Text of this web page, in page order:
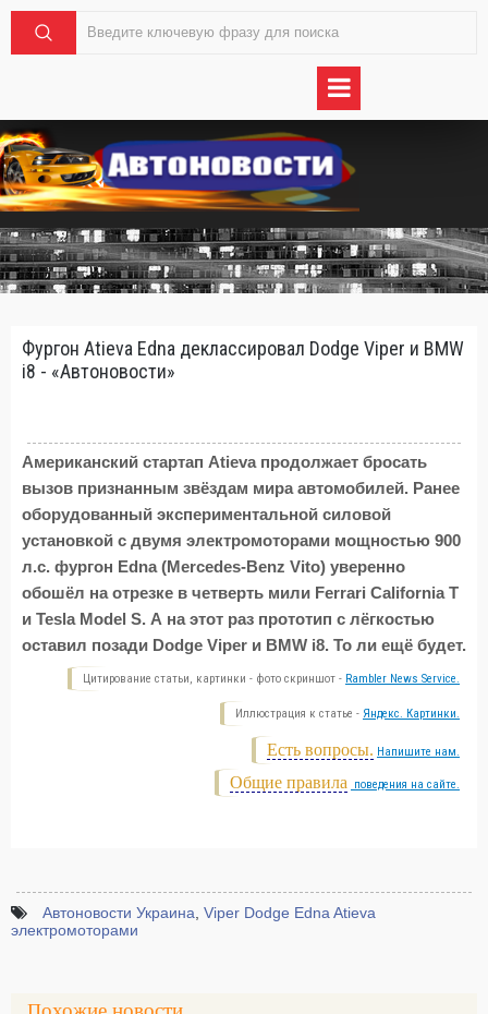
Фургон Atieva Edna деклассировал Dodge Viper и BMW
i8 - «Автоновости»
Американский стартап Atieva продолжает бросать
вызов признанным звёздам мира автомобилей. Ранее
оборудованный экспериментальной силовой
установкой с двумя электромоторами мощностью 900
л.с. фургон Edna (Mercedes-Benz Vito) уверенно
обошёл на отрезке в четверть мили Ferrari California T
и Tesla Model S. А на этот раз прототип с лёгкостью
оставил позади Dodge Viper и BMW i8. То ли ещё будет.
Цитирование статьи, картинки - фото скриншот - Rambler News Service.
Иллюстрация к статье - Яндекс. Картинки.
Есть вопросы. Напишите нам.
Общие правила поведения на сайте.
Автоновости Украина Viper Dodge Edna Atieva
электромоторами